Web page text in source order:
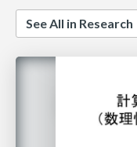
See All in Research